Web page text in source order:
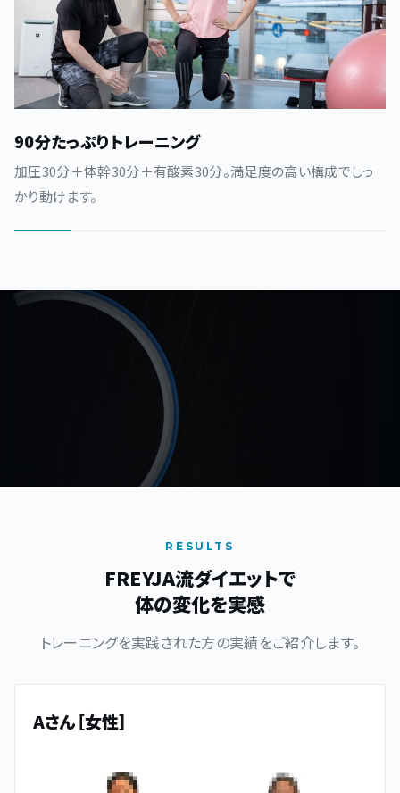
90分たっぷりトレーニング
加圧30分＋体幹30分＋有酸素30分。満足度の高い構成でしっ
かり動けます。
RESULTS
FREYJA流ダイエットで
体の変化を実感
トレーニングを実践された方の実績をご紹介します。
Aさん［女性］